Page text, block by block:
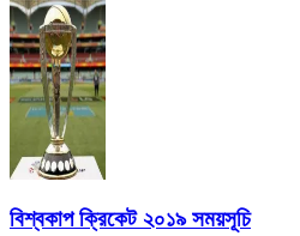
বিশ্বকাপ ক্রিকেট ২০১৯ সময়সূচি